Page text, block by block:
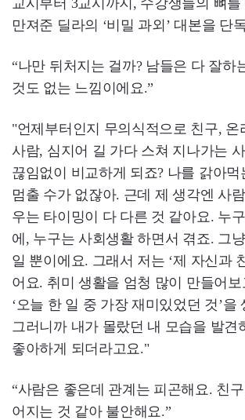
교시부터 3교시까지, 수강생들의 뼈
만져준 딜라의 ‘비밀 과외’ 대본을 단
“나만 뒤처지는 걸까? 남들은 다 잘하
것도 없는 느낌이에요.”
"언제부터인지 무의식적으로 친구, 온
사람, 심지어 길 가다 스쳐 지나가는
끊임없이 비교하게 되죠? 나를 갉아
멈출 수가 없잖아. 근데 제 생각엔 사
우는 타이밍이 다 다른 것 같아요. 누
에, 누구는 사회생활 하면서 겪죠. 그
일 뿐이에요. 그래서 저는 ‘제 자신과
어요. 취미 생활을 엄청 많이 만들어보
‘오늘 한 일 중 가장 재미있었던 것’을
그러니까 내가 몰랐던 내 모습을 발견
좋아하게 되더라고요."
“사람은 좋은데 관계는 피곤해요. 친
어지는 것 같아 불안해요.”